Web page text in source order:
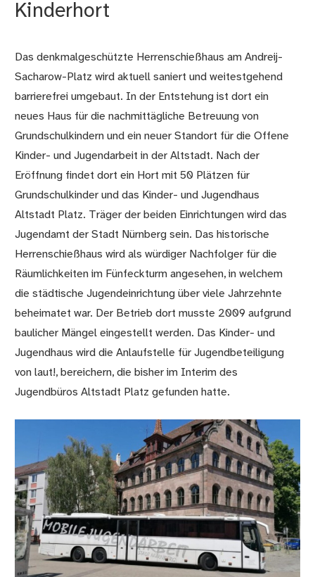
Kinderhort
Das denkmalgeschützte Herrenschießhaus am Andreij-
Sacharow-Platz wird aktuell saniert und weitestgehend
barrierefrei umgebaut. In der Entstehung ist dort ein
neues Haus für die nachmittägliche Betreuung von
Grundschulkindern und ein neuer Standort für die Offene
Kinder- und Jugendarbeit in der Altstadt. Nach der
Eröffnung findet dort ein Hort mit 50 Plätzen für
Grundschulkinder und das Kinder- und Jugendhaus
Altstadt Platz. Träger der beiden Einrichtungen wird das
Jugendamt der Stadt Nürnberg sein. Das historische
Herrenschießhaus wird als würdiger Nachfolger für die
Räumlichkeiten im Fünfeckturm angesehen, in welchem
die städtische Jugendeinrichtung über viele Jahrzehnte
beheimatet war. Der Betrieb dort musste 2009 aufgrund
baulicher Mängel eingestellt werden. Das Kinder- und
Jugendhaus wird die Anlaufstelle für Jugendbeteiligung
von laut!, bereichern, die bisher im Interim des
Jugendbüros Altstadt Platz gefunden hatte.